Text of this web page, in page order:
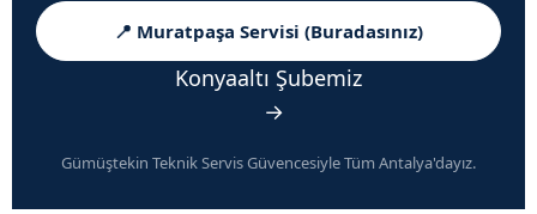
📍 Muratpaşa Servisi (Buradasınız)
Konyaaltı Şubemiz
→
Gümüştekin Teknik Servis Güvencesiyle Tüm Antalya'dayız.